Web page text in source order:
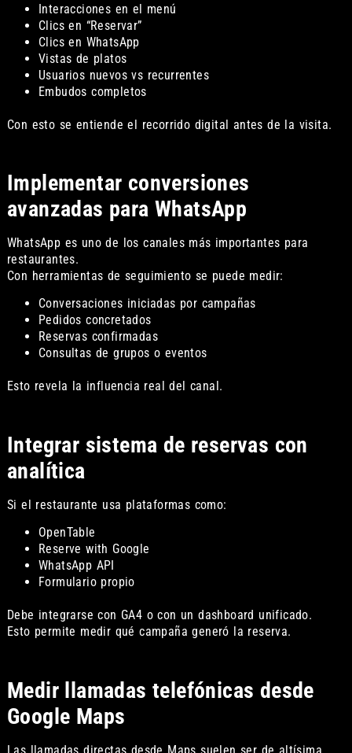
Interacciones en el menú
Clics en “Reservar”
Clics en WhatsApp
Vistas de platos
Usuarios nuevos vs recurrentes
Embudos completos
Con esto se entiende el recorrido digital antes de la visita.
Implementar conversiones
avanzadas para WhatsApp
WhatsApp es uno de los canales más importantes para
restaurantes.
Con herramientas de seguimiento se puede medir:
Conversaciones iniciadas por campañas
Pedidos concretados
Reservas confirmadas
Consultas de grupos o eventos
Esto revela la influencia real del canal.
Integrar sistema de reservas con
analítica
Si el restaurante usa plataformas como:
OpenTable
Reserve with Google
WhatsApp API
Formulario propio
Debe integrarse con GA4 o con un dashboard unificado.
Esto permite medir qué campaña generó la reserva.
Medir llamadas telefónicas desde
Google Maps
Las llamadas directas desde Maps suelen ser de altísima